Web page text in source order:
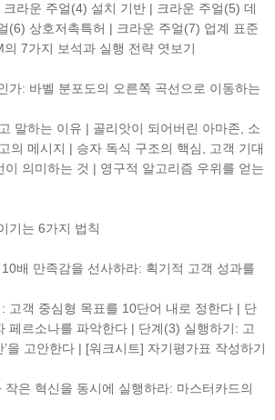
라운 주얼(4) 설치 기반 | 크라운 주얼(5) 데
(6) 상호저촉특허 | 크라운 주얼(7) 업계 표준
7가지 보석과 실행 전략 엿보기
가: 바벨 분포도의 오른쪽 곡선으로 이동하는
말하는 이유 | 골리앗이 되어버린 아마존, 소
의 메시지 | 승자 독식 구조의 핵심, 고객 기대
의미하는 것 | 영구적 알고리즘 우위를 얻는
기는 6가지 법칙
배 만족감을 선사하라: 획기적 고객 성과를
고객 중심형 목표를 10단어 내로 정한다 | 단
페르소나를 파악한다 | 단계(3) 실행하기: 고
’을 고안한다 | [워크시트] 자기평가표 작성하기
은 혁신을 동시에 실행하라: 마스터카드의